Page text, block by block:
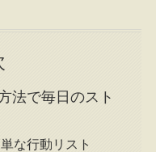
法で毎日のスト
な行動リスト